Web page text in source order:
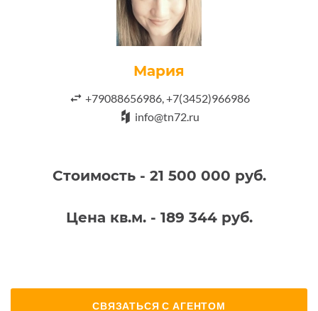
Мария
+79088656986, +7(3452)966986
info@tn72.ru
Стоимость - 21 500 000 руб.
Цена кв.м. - 189 344 руб.
СВЯЗАТЬСЯ С АГЕНТОМ